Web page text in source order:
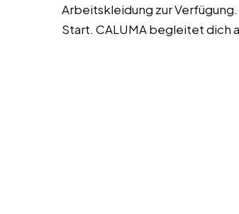
Arbeitskleidung zur
Start. CALUMA begleitet dich